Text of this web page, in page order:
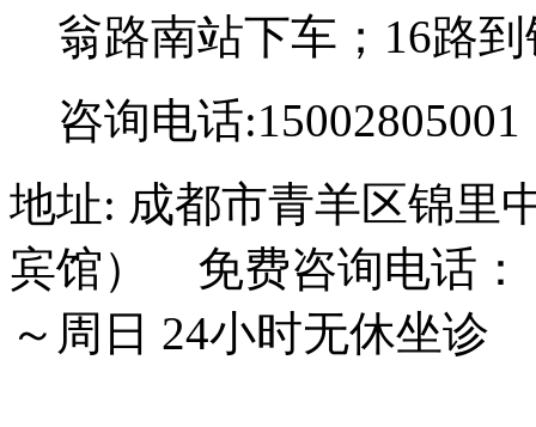
翁路南站下车；16路
咨询电话:15002805001
地址: 成都市青羊区锦里
宾馆） 免费咨询电话：
～周日 24小时无休坐诊